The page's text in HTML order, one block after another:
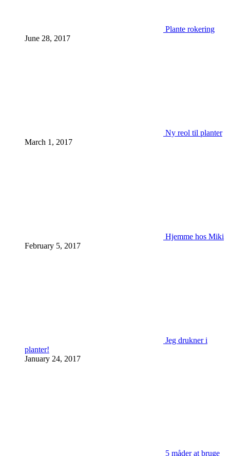
Plante rokering
June 28, 2017
Ny reol til planter
March 1, 2017
Hjemme hos Miki
February 5, 2017
Jeg drukner i
planter!
January 24, 2017
5 måder at bruge